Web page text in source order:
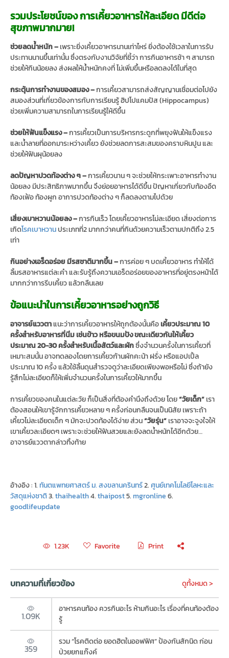
รวมประโยชน์ของ การเคี้ยวอาหารให้ละเอียด มีดีต่อ
สุขภาพมากมาย!
ช่วยลดน้ำหนัก – เพราะยิ่งเคี้ยวอาหารนานเท่าไหร่ ยิ่งต้องใช้เวลาในการรับ
ประทานนานขึ้นเท่านั้น ซึ่งตรงกับงานวิจัยที่ชี้ว่า การกินอาหารช้า ๆ สามารถ
ช่วยให้กินน้อยลง ส่งผลให้น้ำหนักคงที่ ไม่เพิ่มขึ้นหรือลดลงได้ในที่สุด
กระตุ้นการทำงานของสมอง –การเคี้ยวสามารถส่งสัญญานเชื่อมต่อไปยัง
สมองส่วนที่เกี่ยวข้องการกับการเรียนรู้ ฮิปโปแคมปัส (Hippocampus)
ช่วยเพิ่มความสามารถในการเรียนรู้ให้ดีขึ้น
ช่วยให้ฟันแข็งแรง –การเคี้ยวเป็นการบริหารกระดูกที่พยุงฟันให้แข็งแรง
และน้ำลายที่ออกมาระหว่างเคี้ยว ยังช่วยลดการสะสมของคราบหินปูน และ
ช่วยให้ฟันผุน้อยลง
ลดปัญหาปวดท้องต่าง ๆ –การเคี้ยวนาน ๆ จะช่วยให้กระเพาะอาหารทำงาน
น้อยลง มีประสิทธิภาพมากขึ้น จึงย่อยอาหารได้ดีขึ้น ปัญหาเกี่ยวกับท้องอืด
ท้องเฟ้อ ท้องผูก อาการปวดท้องต่าง ๆ ก็ลดลงตามไปด้วย
เสี่ยงเบาหวานน้อยลง –การกินเร็ว โดยเคี้ยวอาหารไม่ละเอียด เสี่ยงต่อการ
เกิดโรคเบาหวาน ประเภทที่2 มากกว่าคนที่กินด้วยความเร็วตามปกติถึง 2.5
เท่า
กินอย่างเอร็ดอร่อย มีรสชาติมากขึ้น –การค่อย ๆ บดเคี้ยวอาหาร ทำให้ได้
ลิ้มรสอาหารแต่ละคำ และรับรู้ถึงความเอร็ดอร่อยของอาหารที่อยู่ตรงหน้าได้
มากกว่าการรีบเคี้ยว แล้วกลืนเลย
ข้อแนะนำในการเคี้ยวอาหารอย่างถูกวิธี
อาจารย์แววตา แนะว่าการเคี้ยวอาหารให้ถูกต้องนั้นคือเคี้ยวประมาณ 10
ครั้งสำหรับอาหารที่นิ่ม เช่นข้าว หรือขนมปัง ขณะเดียวกันให้เคี้ยว
ประมาณ 20-30 ครั้งสำหรับเนื้อสัตว์และผักซึ่งจำนวนครั้งในการเคี้ยวที่
เหมาะสมนั้น อาจทดลองโดยการเคี้ยวก้านผักคะน้า ฝรั่ง หรือแอปเปิ้ล
ประมาณ 10 ครั้ง แล้วใช้ลิ้นดุนสำรวจดูว่าละเอียดเพียงพอหรือไม่ ซึ่งถ้ายัง
รู้สึกไม่ละเอียดก็ให้เพิ่มจำนวนครั้งในการเคี้ยวให้มากขึ้น
การเคี้ยวของคนในแต่ละวัย ก็เป็นสิ่งที่ต้องคำนึงถึงด้วย โดย“วัยเด็ก” เรา
ต้องสอนให้เขารู้จักการเคี้ยวหลาย ๆ ครั้งก่อนกลืนจนเป็นนิสัย เพราะถ้า
เคี้ยวไม่ละเอียดเด็ก ๆ มักจะปวดท้องได้ง่าย ส่วน“วัยรุ่น” เราอาจจะจูงใจให้
เขาเคี้ยวละเอียดๆ เพราะจะช่วยให้ฟันสวยและยังลดน้ำหนักได้อีกด้วย…
อาจารย์แววตากล่าวทิ้งท้าย
อ้างอิง : 1. ทันตแพทยศาสตร์ ม. สงขลานครินทร์2. ศูนย์เทคโนโลยีโลหะและ
วัสดุแห่งชาติ3. thaihealth4. thaipost5. mgronline 6.
goodlifeupdate
1.23K Favorite Print
บทความที่เกี่ยวข้อง ดูทั้งหมด >
1.09K
อาหารคนท้อง ควรกินอะไร ห้ามกินอะไร เรื่องที่คนท้องต้อง
รู้
359
รวม “โรคติดต่อ ยอดฮิตในออฟฟิศ” ป้องกันสักนิด ก่อน
ป่วยยกแก๊งค์